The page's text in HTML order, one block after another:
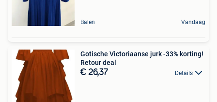
Balen Vandaag
Gotische Victoriaanse jurk -33% korting!
Retour deal
€ 26,37 Details